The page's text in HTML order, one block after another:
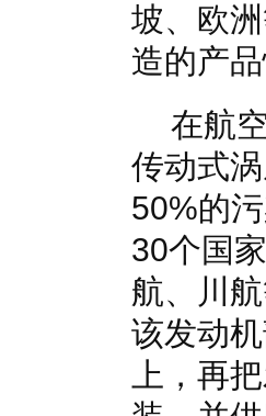
坡、欧
造的产
在航
传动式
50%的
30个国
航、川
该发动
上，再